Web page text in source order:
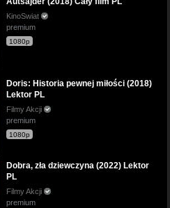
KinoSwiat
premium
1080p
Doris: Historia pewnej miłości (2018)
Lektor PL
Filmy Akcji
premium
1080p
Dobra, zła dziewczyna (2022) Lektor
PL
Filmy Akcji
premium